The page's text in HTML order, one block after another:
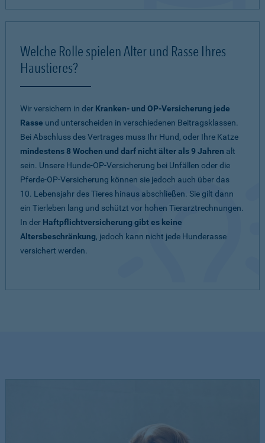
Welche Rolle spielen Alter und Rasse Ihres
Haustieres?
Wir versichern in der Kranken- und OP-Versicherung jede
Rasse und unterscheiden in verschiedenen Beitragsklassen.
Bei Abschluss des Vertrages muss Ihr Hund, oder Ihre Katze
mindestens 8 Wochen und darf nicht älter als 9 Jahren alt
sein. Unsere Hunde-OP-Versicherung bei Unfällen oder die
Pferde-OP-Versicherung können sie jedoch auch über das
10. Lebensjahr des Tieres hinaus abschließen. Sie gilt dann
ein Tierleben lang und schützt vor hohen Tierarztrechnungen.
In der Haftpflichtversicherung gibt es keine
Altersbeschränkung, jedoch kann nicht jede Hunderasse
versichert werden.